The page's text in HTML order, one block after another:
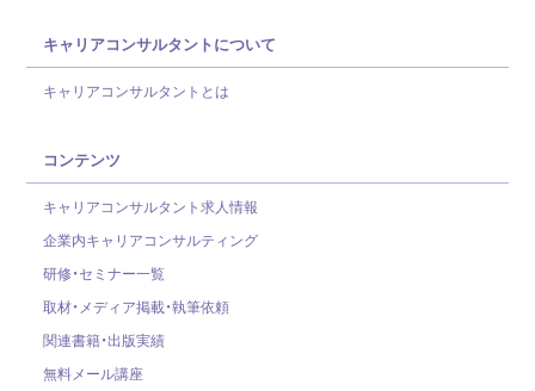
キャリアコンサルタントについて
キャリアコンサルタントとは
コンテンツ
キャリアコンサルタント求人情報
企業内キャリアコンサルティング
研修・セミナー一覧
取材・メディア掲載・執筆依頼
関連書籍・出版実績
無料メール講座